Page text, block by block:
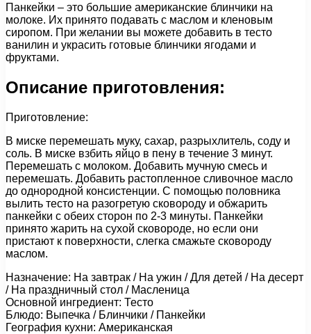
Панкейки – это большие американские блинчики на
молоке. Их принято подавать с маслом и кленовым
сиропом. При желании вы можете добавить в тесто
ванилин и украсить готовые блинчики ягодами и
фруктами.
Описание приготовления:
Приготовление:
В миске перемешать муку, сахар, разрыхлитель, соду и
соль. В миске взбить яйцо в пену в течение 3 минут.
Перемешать с молоком. Добавить мучную смесь и
перемешать. Добавить растопленное сливочное масло
до однородной консистенции. С помощью половника
вылить тесто на разогретую сковороду и обжарить
панкейки с обеих сторон по 2-3 минуты. Панкейки
принято жарить на сухой сковороде, но если они
пристают к поверхности, слегка смажьте сковороду
маслом.
Назначение: На завтрак / На ужин / Для детей / На десерт
/ На праздничный стол / Масленица
Основной ингредиент: Тесто
Блюдо: Выпечка / Блинчики / Панкейки
География кухни: Американская